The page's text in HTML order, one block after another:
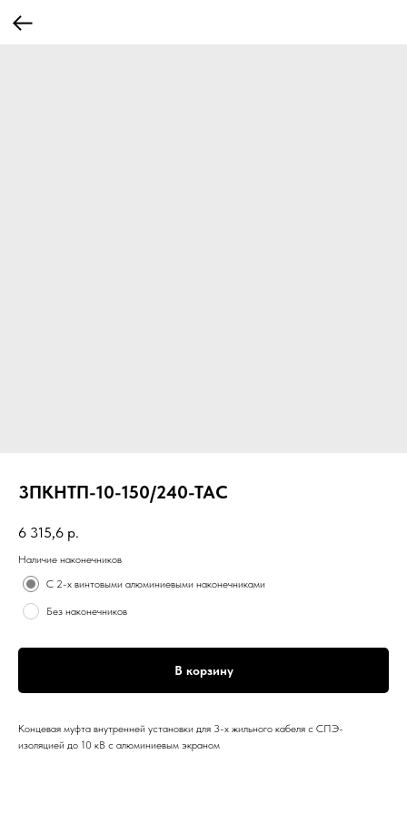
3ПКНТП-10-150/240-ТАС
6 315,6 р.
Наличие наконечников
С 2-х винтовыми алюминиевыми наконечниками
Без наконечников
В корзину
Концевая муфта внутренней установки для 3-х жильного кабеля с СПЭ-
изоляцией до 10 кВ с алюминиевым экраном